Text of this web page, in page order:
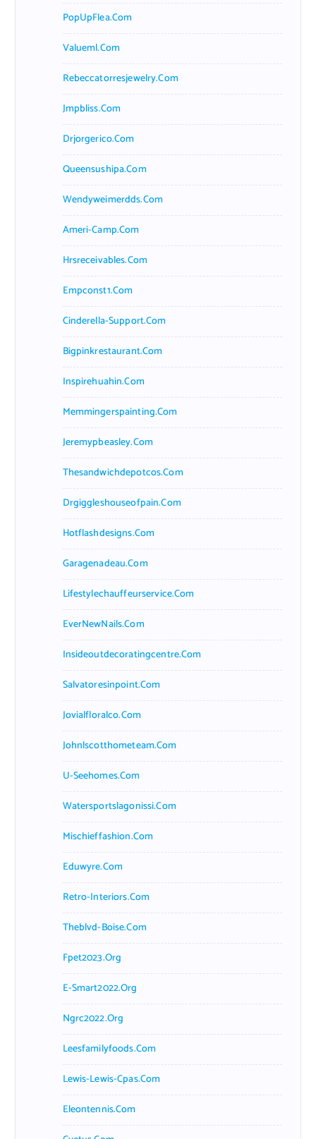
PopUpFlea.com
Valueml.com
Rebeccatorresjewelry.com
Jmpbliss.com
Drjorgerico.com
Queensushipa.com
Wendyweimerdds.com
Ameri-Camp.com
Hrsreceivables.com
Empconst1.com
Cinderella-Support.com
Bigpinkrestaurant.com
Inspirehuahin.com
Memmingerspainting.com
Jeremypbeasley.com
Thesandwichdepotcos.com
Drgiggleshouseofpain.com
Hotflashdesigns.com
Garagenadeau.com
Lifestylechauffeurservice.com
EverNewNails.com
Insideoutdecoratingcentre.com
Salvatoresinpoint.com
Jovialfloralco.com
Johnlscotthometeam.com
U-Seehomes.com
Watersportslagonissi.com
Mischieffashion.com
Eduwyre.com
Retro-Interiors.com
Theblvd-Boise.com
Fpet2023.org
E-Smart2022.org
Ngrc2022.org
Leesfamilyfoods.com
Lewis-Lewis-Cpas.com
Eleontennis.com